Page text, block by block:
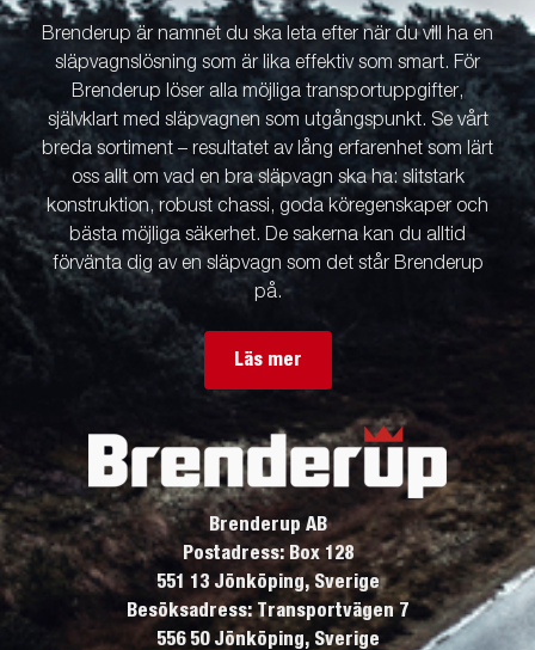
Brenderup är namnet du ska leta efter när du vill ha en
släpvagnslösning som är lika effektiv som smart. För
Brenderup löser alla möjliga transportuppgifter,
självklart med släpvagnen som utgångspunkt. Se vårt
breda sortiment – resultatet av lång erfarenhet som lärt
oss allt om vad en bra släpvagn ska ha: slitstark
konstruktion, robust chassi, goda köregenskaper och
bästa möjliga säkerhet. De sakerna kan du alltid
förvänta dig av en släpvagn som det står Brenderup
på.
Läs mer
Brenderup AB
Postadress: Box 128
551 13 Jönköping, Sverige
Besöksadress: Transportvägen 7
556 50 Jönköping, Sverige